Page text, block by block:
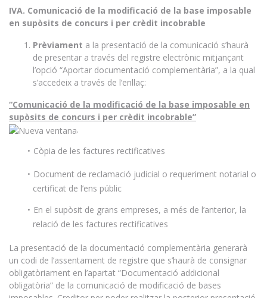
IVA. Comunicació de la modificació de la base imposable
en supòsits de concurs i per crèdit incobrable
Prèviament a la presentació de la comunicació s’haurà
de presentar a través del registre electrònic mitjançant
l’opció “Aportar documentació complementària”, a la qual
s’accedeix a través de l’enllaç:
“Comunicació de la modificació de la base imposable en
supòsits de concurs i per crèdit incobrable”
.
Còpia de les factures rectificatives
Document de reclamació judicial o requeriment notarial o
certificat de l’ens públic
En el supòsit de grans empreses, a més de l’anterior, la
relació de les factures rectificatives
La presentació de la documentació complementària generarà
un codi de l’assentament de registre que s’haurà de consignar
obligatòriament en l’apartat “Documentació addicional
obligatòria” de la comunicació de modificació de bases